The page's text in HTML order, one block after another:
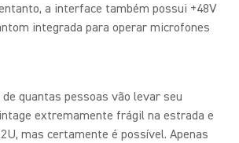
a interface também possui +48V
integrada para operar microfones
quantas pessoas vão levar seu
extremamente frágil na estrada e
mas certamente é possível. Apenas